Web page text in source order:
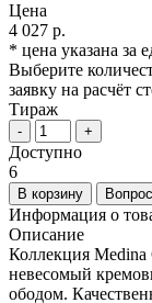
Цена
4 027 р.
* цена указана за
Выберите
заявку на расчёт
Тираж
- +
Доступно
6
В корзину
Информация о
Описание
Коллекция
невесомый
ободом.